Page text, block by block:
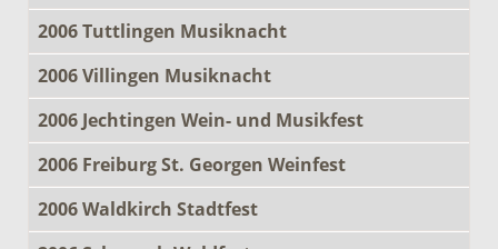
2006 Tuttlingen Musiknacht
2006 Villingen Musiknacht
2006 Jechtingen Wein- und Musikfest
2006 Freiburg St. Georgen Weinfest
2006 Waldkirch Stadtfest